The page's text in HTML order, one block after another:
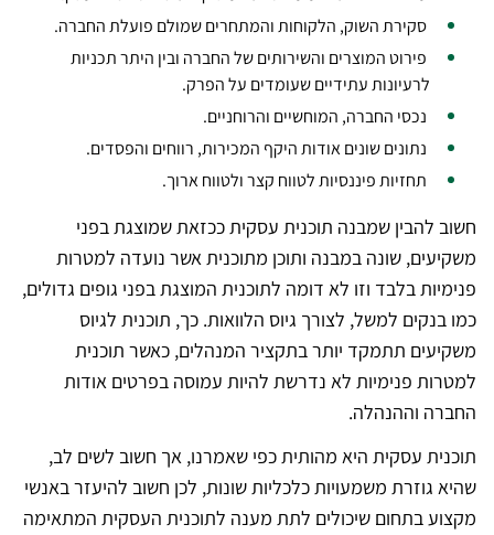
סקירת השוק, הלקוחות והמתחרים שמולם פועלת החברה.
פירוט המוצרים והשירותים של החברה ובין היתר תכניות
לרעיונות עתידיים שעומדים על הפרק.
נכסי החברה, המוחשיים והרוחניים.
נתונים שונים אודות היקף המכירות, רווחים והפסדים.
תחזיות פיננסיות לטווח קצר ולטווח ארוך.
חשוב להבין שמבנה תוכנית עסקית ככזאת שמוצגת בפני
משקיעים, שונה במבנה ותוכן מתוכנית אשר נועדה למטרות
פנימיות בלבד וזו לא דומה לתוכנית המוצגת בפני גופים גדולים,
כמו בנקים למשל, לצורך גיוס הלוואות. כך, תוכנית לגיוס
משקיעים תתמקד יותר בתקציר המנהלים, כאשר תוכנית
למטרות פנימיות לא נדרשת להיות עמוסה בפרטים אודות
החברה וההנהלה.
תוכנית עסקית היא מהותית כפי שאמרנו, אך חשוב לשים לב,
שהיא גוזרת משמעויות כלכליות שונות, לכן חשוב להיעזר באנשי
מקצוע בתחום שיכולים לתת מענה לתוכנית העסקית המתאימה